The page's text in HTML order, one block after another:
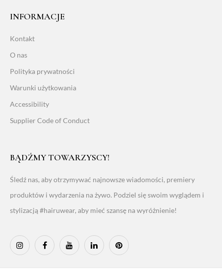
INFORMACJE
Kontakt
O nas
Polityka prywatności
Warunki użytkowania
Accessibility
Supplier Code of Conduct
BĄDŹMY TOWARZYSCY!
Śledź nas, aby otrzymywać najnowsze wiadomości, premiery
produktów i wydarzenia na żywo. Podziel się swoim wyglądem i
stylizacją #hairuwear, aby mieć szansę na wyróżnienie!